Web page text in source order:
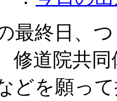
最終日、
修道院共
どを願っ